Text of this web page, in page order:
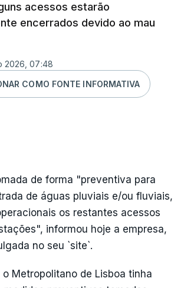
acessos estarão
encerrados devido ao mau
2026, 07:48
COMO FONTE INFORMATIVA
de forma "preventiva para
de águas pluviais e/ou fluviais,
os restantes acessos
informou hoje a empresa,
no seu `site`.
Metropolitano de Lisboa tinha